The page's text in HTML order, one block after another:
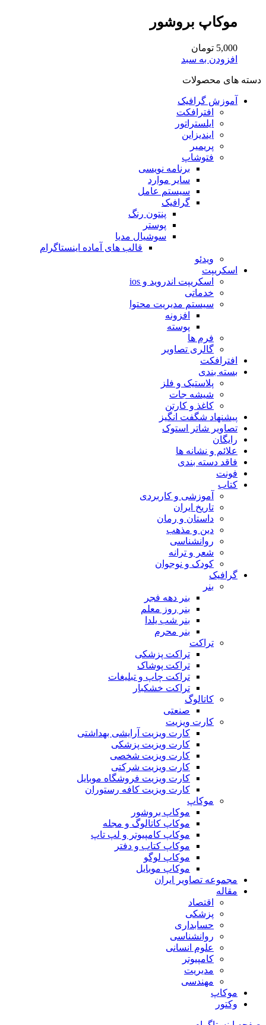
موکاپ بروشور
5,000 تومان
افزودن به سبد
دسته های محصولات
آموزش گرافیک
افترافکت
ایلستراتور
ایندیزاین
پریمیر
فتوشاپ
برنامه نویسی
سایر موارد
سیستم عامل
گرافیک
پنتون رنگ
پوستر
سوشیال مدیا
قالب های آماده اینستاگرام
ویدئو
اسکریپت
اسکریپت اندروید و ios
خدماتی
سیستم مدیریت محتوا
افزونه
پوسته
فرم ها
گالری تصاویر
افترافکت
بسته بندی
پلاستیک و فلز
شیشه جات
کاغذ و کارتن
پیشنهاد شگفت انگیز
تصاویر شاتر استوک
رایگان
علائم و نشانه ها
فاقد دسته بندی
فونت
کتاب
آموزشی و کاربردی
تاریخ ایران
داستان و رمان
دین و مذهب
روانشناسی
شعر و ترانه
کودک و نوجوان
گرافیک
بنر
بنر دهه فجر
بنر روز معلم
بنر شب یلدا
بنر محرم
تراکت
تراکت پزشکی
تراکت پوشاک
تراکت چاپ و تبلیغات
تراکت خشکبار
کاتالوگ
صنعتی
کارت ویزیت
کارت ویزیت آرایشی بهداشتی
کارت ویزیت پزشکی
کارت ویزیت شخصی
کارت ویزیت شرکتی
کارت ویزیت فروشگاه موبایل
کارت ویزیت کافه رستوران
موکاپ
موکاپ بروشور
موکاپ کاتالوگ و مجله
موکاپ کامپیوتر و لپ تاپ
موکاپ کتاب و دفتر
موکاپ لوگو
موکاپ موبایل
مجموعه تصاویر ایران
مقاله
اقتصاد
پزشکی
حسابداری
روانشناسی
علوم انسانی
کامپیوتر
مدیریت
مهندسی
موکاپ
وکتور